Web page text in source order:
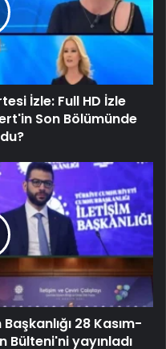
İzle: Full HD İzle
Son Bölümünde
28 Kasım-
Bülteni'ni yayınladı